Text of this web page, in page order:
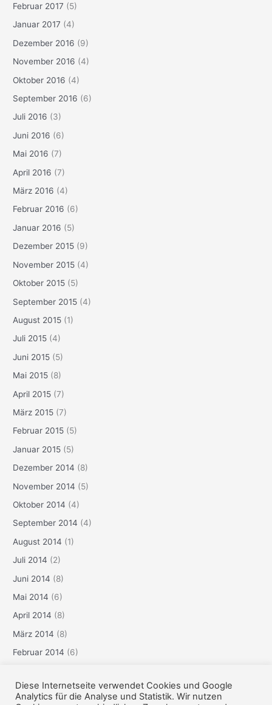
Februar 2017 (5)
Januar 2017 (4)
Dezember 2016 (9)
November 2016 (4)
Oktober 2016 (4)
September 2016 (6)
Juli 2016 (3)
Juni 2016 (6)
Mai 2016 (7)
April 2016 (7)
März 2016 (4)
Februar 2016 (6)
Januar 2016 (5)
Dezember 2015 (9)
November 2015 (4)
Oktober 2015 (5)
September 2015 (4)
August 2015 (1)
Juli 2015 (4)
Juni 2015 (5)
Mai 2015 (8)
April 2015 (7)
März 2015 (7)
Februar 2015 (5)
Januar 2015 (5)
Dezember 2014 (8)
November 2014 (5)
Oktober 2014 (4)
September 2014 (4)
August 2014 (1)
Juli 2014 (2)
Juni 2014 (8)
Mai 2014 (6)
April 2014 (8)
März 2014 (8)
Februar 2014 (6)
Dezember 2013(6)
Diese Internetseite verwendet Cookies und Google
Analytics für die Analyse und Statistik. Wir nutzen